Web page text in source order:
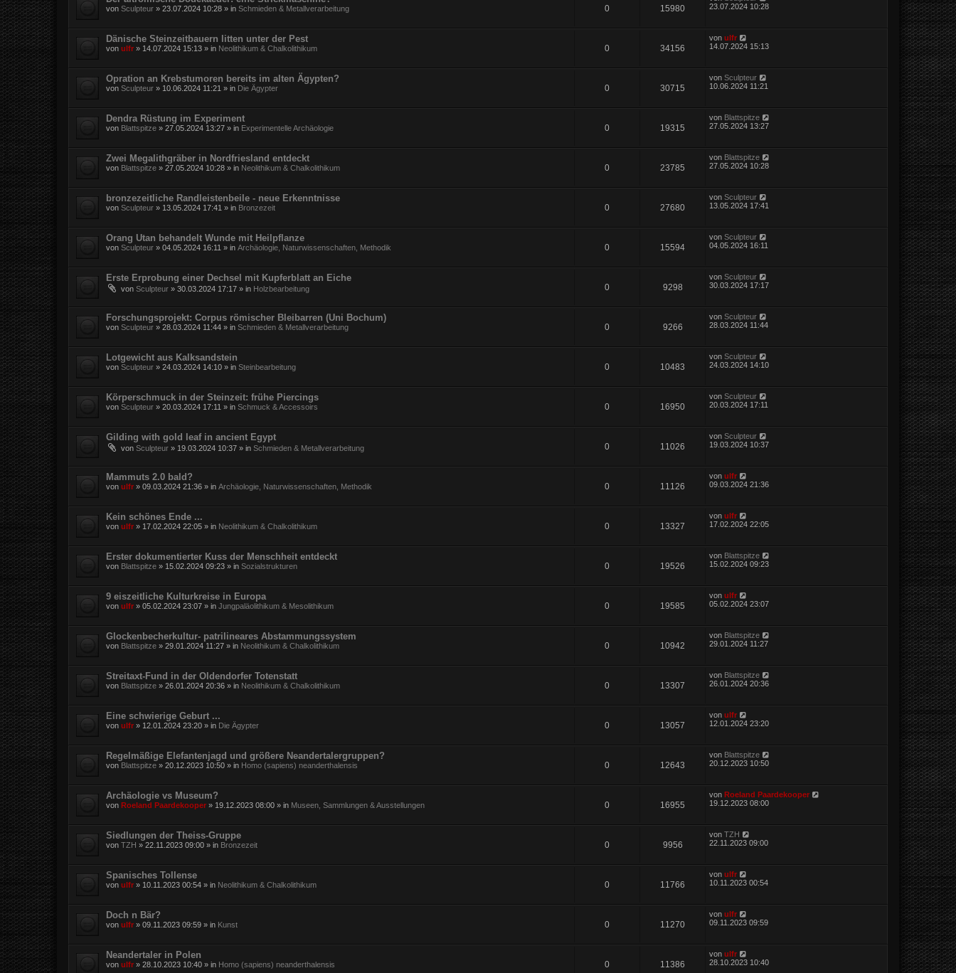
von Sculpteur » 23.07.2024 10:28 » in Schmieden & Metallverarbeitung 0 15980
23.07.2024 10:28
Dänische Steinzeitbauern litten unter der Pest
von ulfr » 14.07.2024 15:13 » in Neolithikum & Chalkolithikum 0 34156
von ulfr
14.07.2024 15:13
Opration an Krebstumoren bereits im alten Ägypten?
von Sculpteur » 10.06.2024 11:21 » in Die Ägypter 0 30715
von Sculpteur
10.06.2024 11:21
Dendra Rüstung im Experiment
von Blattspitze » 27.05.2024 13:27 » in Experimentelle Archäologie 0 19315
von Blattspitze
27.05.2024 13:27
Zwei Megalithgräber in Nordfriesland entdeckt
von Blattspitze » 27.05.2024 10:28 » in Neolithikum & Chalkolithikum 0 23785
von Blattspitze
27.05.2024 10:28
bronzezeitliche Randleistenbeile - neue Erkenntnisse
von Sculpteur » 13.05.2024 17:41 » in Bronzezeit 0 27680
von Sculpteur
13.05.2024 17:41
Orang Utan behandelt Wunde mit Heilpflanze
von Sculpteur » 04.05.2024 16:11 » in Archäologie, Naturwissenschaften, Methodik 0 15594
von Sculpteur
04.05.2024 16:11
Erste Erprobung einer Dechsel mit Kupferblatt an Eiche
von Sculpteur » 30.03.2024 17:17 » in Holzbearbeitung 0 9298
von Sculpteur
30.03.2024 17:17
Forschungsprojekt: Corpus römischer Bleibarren (Uni Bochum)
von Sculpteur » 28.03.2024 11:44 » in Schmieden & Metallverarbeitung 0 9266
von Sculpteur
28.03.2024 11:44
Lotgewicht aus Kalksandstein
von Sculpteur » 24.03.2024 14:10 » in Steinbearbeitung 0 10483
von Sculpteur
24.03.2024 14:10
Körperschmuck in der Steinzeit: frühe Piercings
von Sculpteur » 20.03.2024 17:11 » in Schmuck & Accessoirs 0 16950
von Sculpteur
20.03.2024 17:11
Gilding with gold leaf in ancient Egypt
von Sculpteur » 19.03.2024 10:37 » in Schmieden & Metallverarbeitung 0 11026
von Sculpteur
19.03.2024 10:37
Mammuts 2.0 bald?
von ulfr » 09.03.2024 21:36 » in Archäologie, Naturwissenschaften, Methodik 0 11126
von ulfr
09.03.2024 21:36
Kein schönes Ende ...
von ulfr » 17.02.2024 22:05 » in Neolithikum & Chalkolithikum 0 13327
von ulfr
17.02.2024 22:05
Erster dokumentierter Kuss der Menschheit entdeckt
von Blattspitze » 15.02.2024 09:23 » in Sozialstrukturen 0 19526
von Blattspitze
15.02.2024 09:23
9 eiszeitliche Kulturkreise in Europa
von ulfr » 05.02.2024 23:07 » in Jungpaläolithikum & Mesolithikum 0 19585
von ulfr
05.02.2024 23:07
Glockenbecherkultur- patrilineares Abstammungssystem
von Blattspitze » 29.01.2024 11:27 » in Neolithikum & Chalkolithikum 0 10942
von Blattspitze
29.01.2024 11:27
Streitaxt-Fund in der Oldendorfer Totenstatt
von Blattspitze » 26.01.2024 20:36 » in Neolithikum & Chalkolithikum 0 13307
von Blattspitze
26.01.2024 20:36
Eine schwierige Geburt ...
von ulfr » 12.01.2024 23:20 » in Die Ägypter 0 13057
von ulfr
12.01.2024 23:20
Regelmäßige Elefantenjagd und größere Neandertalergruppen?
von Blattspitze » 20.12.2023 10:50 » in Homo (sapiens) neanderthalensis 0 12643
von Blattspitze
20.12.2023 10:50
Archäologie vs Museum?
von Roeland Paardekooper » 19.12.2023 08:00 » in Museen, Sammlungen & Ausstellungen 0 16955
von Roeland Paardekooper
19.12.2023 08:00
Siedlungen der Theiss-Gruppe
von TZH » 22.11.2023 09:00 » in Bronzezeit 0 9956
von TZH
22.11.2023 09:00
Spanisches Tollense
von ulfr » 10.11.2023 00:54 » in Neolithikum & Chalkolithikum 0 11766
von ulfr
10.11.2023 00:54
Doch n Bär?
von ulfr » 09.11.2023 09:59 » in Kunst 0 11270
von ulfr
09.11.2023 09:59
Neandertaler in Polen
von ulfr » 28.10.2023 10:40 » in Homo (sapiens) neanderthalensis 0 11386
von ulfr
28.10.2023 10:40